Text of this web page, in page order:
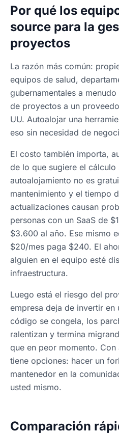
Por qué los
source para la
proyectos
La razón más común:
equipos de salud,
gubernamentales a
de proyectos a un
UU. Autoalojar una
eso sin necesidad de
El costo también importa,
de lo que sugiere el cálculo
autoalojamiento no es
mantenimiento y el tiempo
actualizaciones causan
personas con un SaaS de
$3.600 al año. Ese mismo
$20/mes paga $240. El
alguien en el equipo esté
infraestructura.
Luego está el riesgo del
empresa deja de invertir en
código se congela, los
ralentizan y termina
que en peor momento.
tiene opciones: hacer un
mantenedor en la
usted mismo.
Comparación